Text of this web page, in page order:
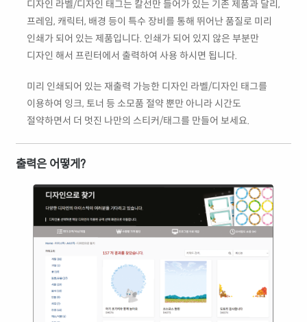
디자인 라벨/디자인 태그는 칼선만 들어가 있는 기존 제품과 달리,
프레임, 캐릭터, 배경 등이 특수 장비를 통해 뛰어난 품질로 미리
인쇄가 되어 있는 제품입니다. 인쇄가 되어 있지 않은 부분만
디자인 해서 프린터에서 출력하여 사용 하시면 됩니다.
미리 인쇄되어 있는 재출력 가능한 디자인 라벨/디자인 태그를
이용하여 잉크, 토너 등 소모품 절약 뿐만 아니라 시간도
절약하면서 더 멋진 나만의 스티커/태그를 만들어 보세요.
출력은 어떻게?